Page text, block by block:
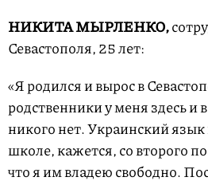
НИКИТА МЫРЛЕНКО,
Севастополя, 25 лет:
«Я родился и вырос в
родственники у меня здесь и
никого нет. Украинский
школе, кажется, со второго
что я им владею свободно.